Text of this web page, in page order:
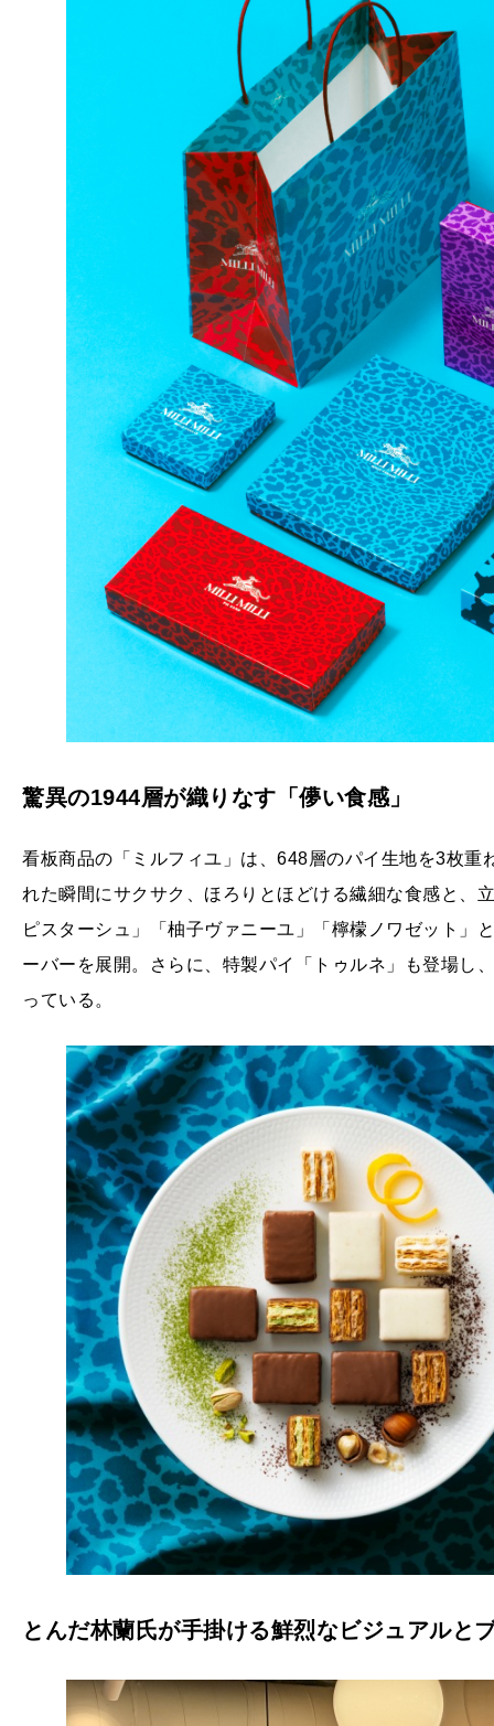
驚異の1944層が織りなす「儚い食感」
看板商品の「ミルフィユ」は、648層のパイ生地を3枚
れた瞬間にサクサク、ほろりとほどける繊細な食感と、
ピスターシュ」「柚子ヴァニーユ」「檸檬ノワゼット」
ーバーを展開。さらに、特製パイ「トゥルネ」も登場し
っている。
とんだ林蘭氏が手掛ける鮮烈なビジュアルと